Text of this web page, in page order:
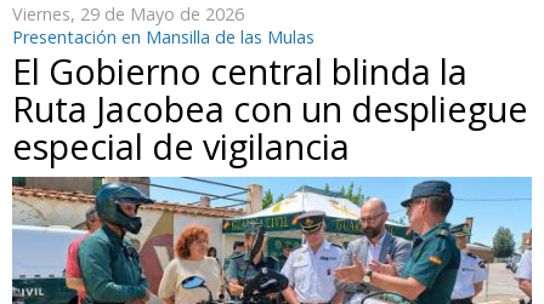
Viernes, 29 de Mayo de 2026
Presentación en Mansilla de las Mulas
El Gobierno central blinda la
Ruta Jacobea con un despliegue
especial de vigilancia